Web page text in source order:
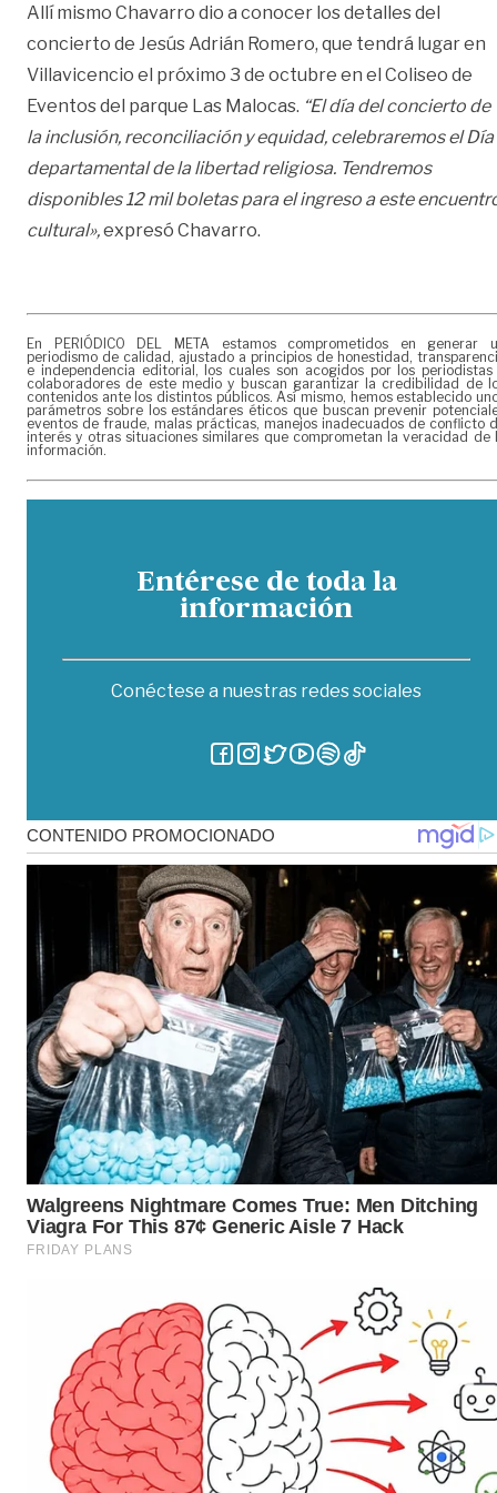
Allí mismo Chavarro dio a conocer los detalles del
concierto de Jesús Adrián Romero, que tendrá lugar en
Villavicencio el próximo 3 de octubre en el Coliseo de
Eventos del parque Las Malocas. “El día del concierto de
la inclusión, reconciliación y equidad, celebraremos el Día
departamental de la libertad religiosa. Tendremos
disponibles 12 mil boletas para el ingreso a este
cultural»,expresó Chavarro.
En PERIÓDICO DEL META estamos comprometidos en generar
periodismo de calidad, ajustado a principios de honestidad,
e independencia editorial, los cuales son acogidos por los periodistas
colaboradores de este medio y buscan garantizar la credibilidad de
contenidos ante los distintos públicos. Así mismo, hemos establecido
parámetros sobre los estándares éticos que buscan prevenir
eventos de fraude, malas prácticas, manejos inadecuados de conflicto
interés y otras situaciones similares que comprometan la veracidad de
información.
Entérese de toda la
información
Conéctese a nuestras redes sociales